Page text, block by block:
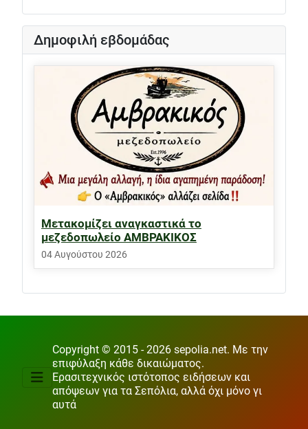
Δημοφιλή εβδομάδας
Μετακομίζει αναγκαστικά το
μεζεδοπωλείο ΑΜΒΡΑΚΙΚΟΣ
04 Αυγούστου 2026
Copyright © 2015 - 2026 sepolia.net. Με την
επιφύλαξη κάθε δικαιώματος.
Ερασιτεχνικός ιστότοπος ειδήσεων και
απόψεων για τα Σεπόλια, αλλά όχι μόνο γι
αυτά